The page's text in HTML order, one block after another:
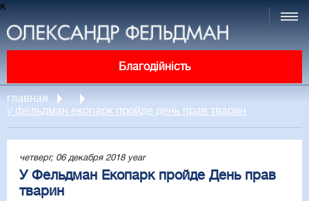
к
Благодійність
главная
у фельдман екопарк пройде день прав тварин
четверг, 06 декабря 2018 year
У Фельдман Екопарк пройде День прав
тварин